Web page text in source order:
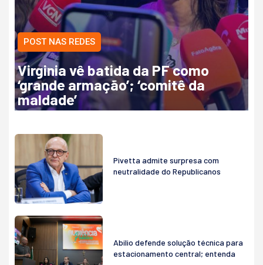
POST NAS REDES
Virginia vê batida da PF como
‘grande armação’; ‘comitê da
maldade’
Pivetta admite surpresa com
neutralidade do Republicanos
Abilio defende solução técnica para
estacionamento central; entenda